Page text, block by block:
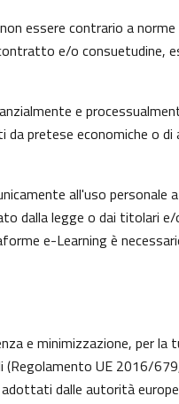
essere contrario a
e/o consuetudine,
e
da pretese economiche o
all'uso personale
dalla legge o dai titolari
e-Learning è
e minimizzazione, per
UE 2016/679,
dalle autorità